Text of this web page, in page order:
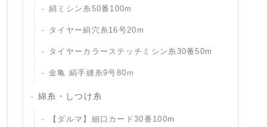
絹ミシン糸50番100m
タイヤー絹穴糸16号20m
タイヤーカラーステッチミシン糸30番50m
金亀 絹手縫糸9号80ｍ
綿糸・しつけ糸
【ダルマ】細口カード30番100m